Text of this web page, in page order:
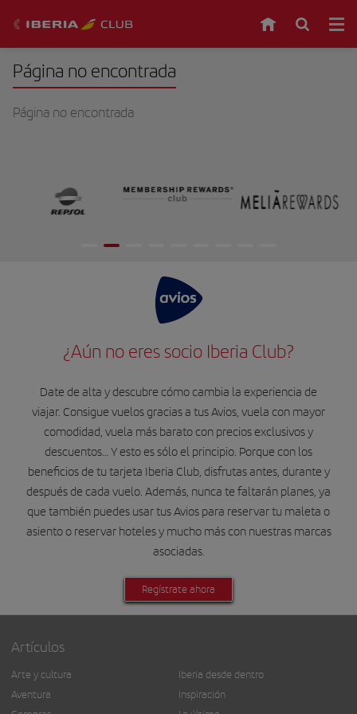
Página no encontrada
Página no encontrada
¿Aún no eres socio Iberia Club?
Date de alta y descubre cómo cambia la experiencia de
viajar. Consigue vuelos gracias a tus Avios, vuela con mayor
comodidad, vuela más barato con precios exclusivos y
descuentos… Y esto es sólo el principio. Porque con los
beneficios de tu tarjeta Iberia Club, disfrutas antes, durante y
después de cada vuelo. Además, nunca te faltarán planes, ya
que también puedes usar tus Avios para reservar tu maleta o
asiento o reservar hoteles y mucho más con nuestras marcas
asociadas.
Regístrate ahora
Artículos
Arte y cultura
Aventura
Iberia desde dentro
Inspiración